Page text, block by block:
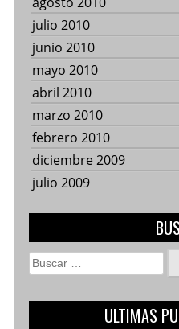
julio 2010
junio 2010
mayo 2010
abril 2010
marzo 2010
febrero 2010
diciembre 2009
julio 2009
Buscar:
ULTIMAS